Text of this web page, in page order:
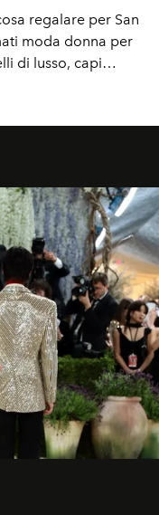
regalare per San
moda donna per
di lusso, capi
perfetti per